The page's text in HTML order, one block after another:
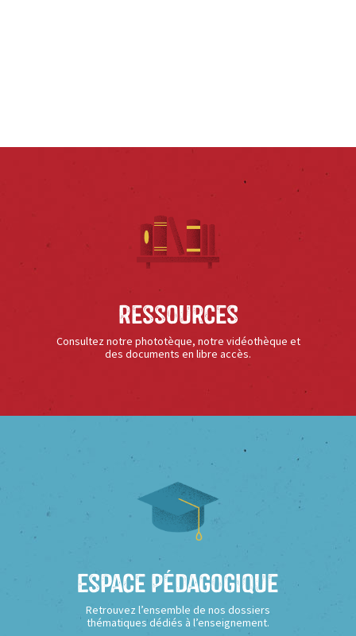
Ressources
Consultez notre phototèque, notre vidéothèque et
des documents en libre accès.
Espace Pédagogique
Retrouvez l’ensemble de nos dossiers
thématiques dédiés à l’enseignement.